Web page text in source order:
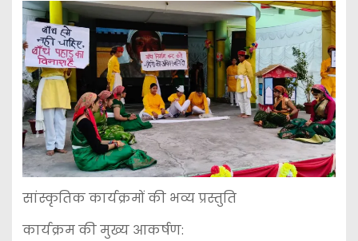
सांस्कृतिक कार्यक्रमों की भव्य प्रस्तुति
कार्यक्रम की मुख्य आकर्षण: